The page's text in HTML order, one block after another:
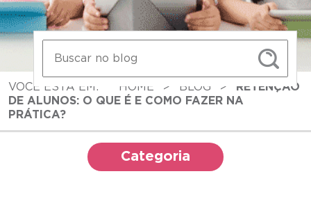
VOCÊ ESTÁ EM: HOME > BLOG >
RETENÇÃO
DE ALUNOS: O QUE É E COMO FAZER NA
PRÁTICA?
Categoria